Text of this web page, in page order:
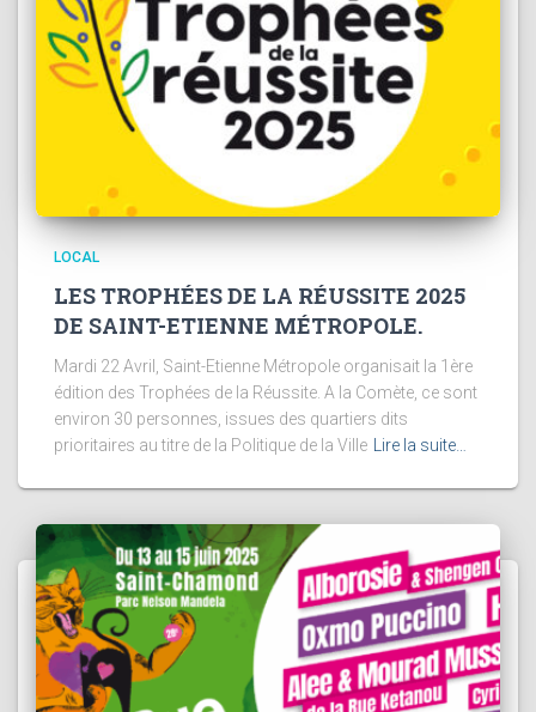
LOCAL
LES TROPHÉES DE LA RÉUSSITE 2025
DE SAINT-ETIENNE MÉTROPOLE.
Mardi 22 Avril, Saint-Etienne Métropole organisait la 1ère
édition des Trophées de la Réussite. A la Comète, ce sont
environ 30 personnes, issues des quartiers dits
prioritaires au titre de la Politique de la Ville Lire la suite…